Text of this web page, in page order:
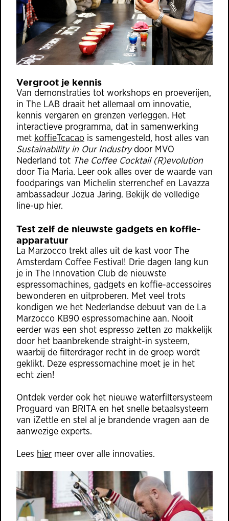
Vergroot je kennis
Van demonstraties tot workshops en proeverijen,
in The LAB draait het allemaal om innovatie,
kennis vergaren en grenzen verleggen. Het
interactieve programma, dat in samenwerking
met kofﬁeTcacao is samengesteld, host alles van
Sustainability in Our Industrydoor MVO
Nederland tot The Coffee Cocktail (R)evolution
door Tia Maria. Leer ook alles over de waarde van
foodparings van Michelin sterrenchef en Lavazza
ambassadeur Jozua Jaring. Bekijk de volledige
line-up hier.
Test zelf de nieuwste gadgets en koffie-
apparatuur
La Marzocco trekt alles uit de kast voor The
Amsterdam Coffee Festival! Drie dagen lang kun
je in The Innovation Club de nieuwste
espressomachines, gadgets en koffie-accessoires
bewonderen en uitproberen. Met veel trots
kondigen we het Nederlandse debuut van de La
Marzocco KB90 espressomachine aan. Nooit
eerder was een shot espresso zetten zo makkelijk
door het baanbrekende straight-in systeem,
waarbij de filterdrager recht in de groep wordt
geklikt. Deze espressomachine moet je in het
echt zien!
Ontdek verder ook het nieuwe waterfiltersysteem
Proguard van BRITA en het snelle betaalsysteem
van iZettle en stel al je brandende vragen aan de
aanwezige experts.
Lees hier meer over alle innovaties.